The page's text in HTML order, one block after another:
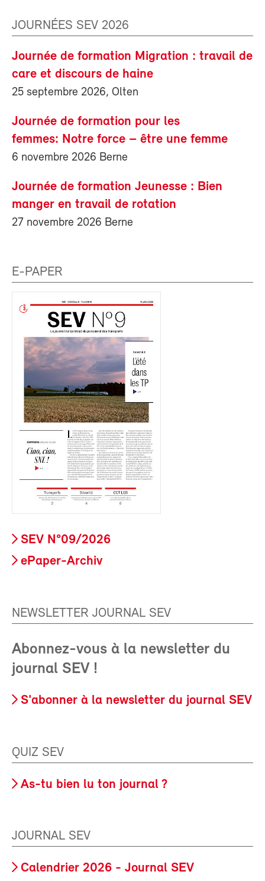
JOURNÉES SEV 2026
Journée de formation Migration : travail de
care et discours de haine
25 septembre 2026, Olten
Journée de formation pour les
femmes: Notre force – être une femme
6 novembre 2026 Berne
Journée de formation Jeunesse : Bien
manger en travail de rotation
27 novembre 2026 Berne
E-PAPER
SEV N°09/2026
ePaper-Archiv
NEWSLETTER JOURNAL SEV
Abonnez-vous à la newsletter du
journal SEV !
S'abonner à la newsletter du journal SEV
QUIZ SEV
As-tu bien lu ton journal ?
JOURNAL SEV
Calendrier 2026 - Journal SEV